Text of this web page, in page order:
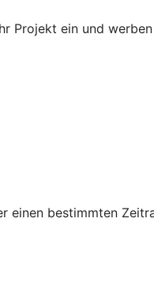
Projekt ein und
bestimmten